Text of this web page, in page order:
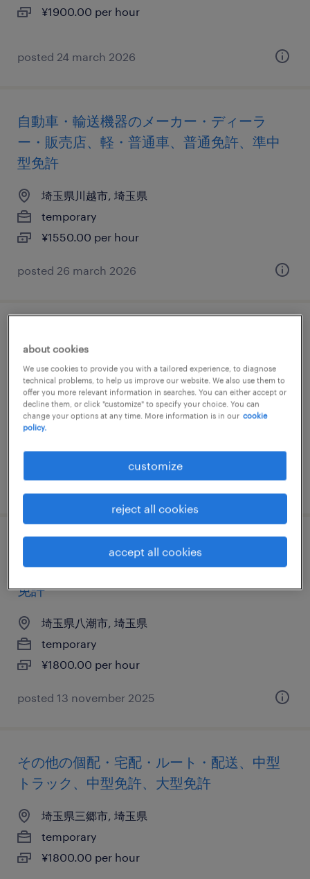
¥1900.00 per hour
posted 24 march 2026
自動車・輸送機器のメーカー・ディーラ
ー・販売店、軽・普通車、普通免許、準中
型免許
埼玉県川越市, 埼玉県
temporary
¥1550.00 per hour
posted 26 march 2026
ー・販売店、軽・普通車、普通免許、準中
型免許
埼玉県所沢市, 埼玉県
temporary
¥1550.00 per hour
posted 26 march 2026
物流・ロジスティクスの個配・宅配・ルー
ト・配送、中型トラック、中型免許、大型
免許
埼玉県八潮市, 埼玉県
temporary
¥1800.00 per hour
posted 13 november 2025
その他の個配・宅配・ルート・配送、中型
トラック、中型免許、大型免許
埼玉県三郷市, 埼玉県
temporary
¥1800.00 per hour
about cookies
We use cookies to provide you with a tailored experience, to diagnose
technical problems, to help us improve our website. We also use them to
offer you more relevant information in searches. You can either accept or
decline them, or click "customize" to specify your choice. You can
change your options at any time. More information is in our cookie
policy.
customize
reject all cookies
accept all cookies